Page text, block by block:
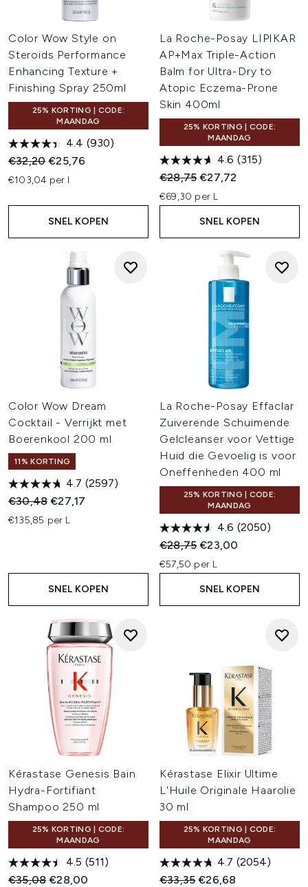
Color Wow Style on
Steroids Performance
Enhancing Texture +
Finishing Spray 250ml
25% KORTING | CODE:
MAANDAG
4.4 (930)
Recommended Retail Price:
€32,20Huidige prijs:
€25,76
€103,04 per l
SNEL KOPEN
La Roche-Posay LIPIKAR
AP+Max Triple-Action
Balm for Ultra-Dry to
Atopic Eczema-Prone
Skin 400ml
25% KORTING | CODE:
MAANDAG
4.6 (315)
Recommended Retail Price:
€28,75Huidige prijs:
€27,72
€69,30 per L
SNEL KOPEN
Color Wow Dream
Cocktail - Verrijkt met
Boerenkool 200 ml
11% KORTING
4.7 (2597)
Recommended Retail Price:
€30,48Huidige prijs:
€27,17
€135,85 per L
SNEL KOPEN
La Roche-Posay Effaclar
Zuiverende Schuimende
Gelcleanser voor Vettige
Huid die Gevoelig is voor
Oneffenheden 400 ml
25% KORTING | CODE:
MAANDAG
4.6 (2050)
Recommended Retail Price:
€28,75Huidige prijs:
€23,00
€57,50 per L
SNEL KOPEN
Kérastase Genesis Bain
Hydra-Fortifiant
Shampoo 250 ml
25% KORTING | CODE:
MAANDAG
4.5 (511)
Recommended Retail Price:
€35,08Huidige prijs:
€28,00
Kérastase Elixir Ultime
L'Huile Originale Haarolie
30 ml
25% KORTING | CODE:
MAANDAG
4.7 (2054)
Recommended Retail Price:
€33,35Huidige prijs:
€26,68